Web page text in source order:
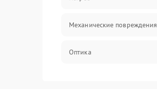
Механические повреждения
Оптика